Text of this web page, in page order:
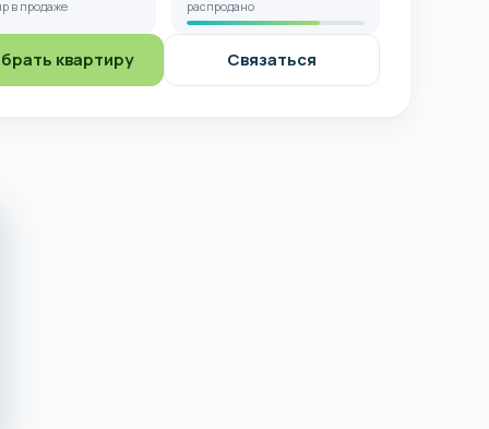
в продаже распродано
квартиру Связаться